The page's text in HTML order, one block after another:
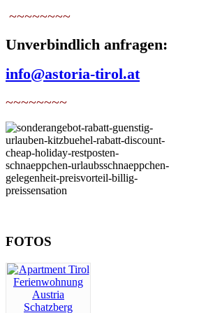
~~~~~~~~
Unverbindlich anfragen:
info@astoria-tirol.at
~~~~~~~~
FOTOS